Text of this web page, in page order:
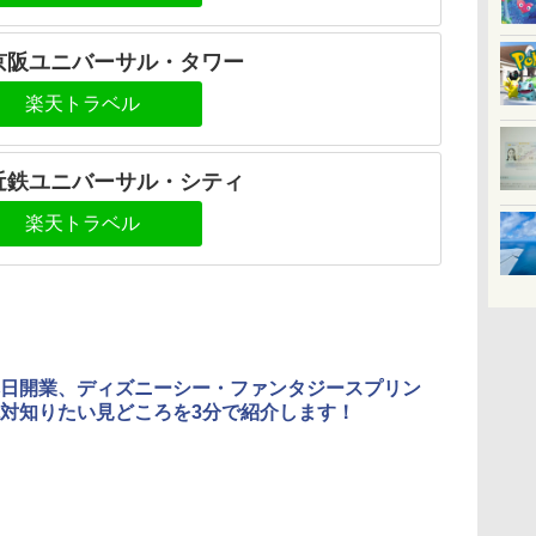
阪ユニバーサル・タワー
楽天トラベル
鉄ユニバーサル・シティ
楽天トラベル
開業、ディズニーシー・ファンタジースプリン
知りたい見どころを3分で紹介します！